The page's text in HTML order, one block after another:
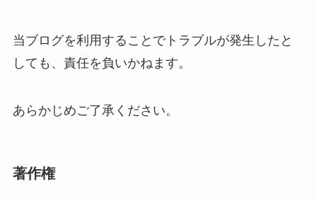
当ブログを利用することでトラブルが発生したと
しても、責任を負いかねます。
あらかじめご了承ください。
著作権